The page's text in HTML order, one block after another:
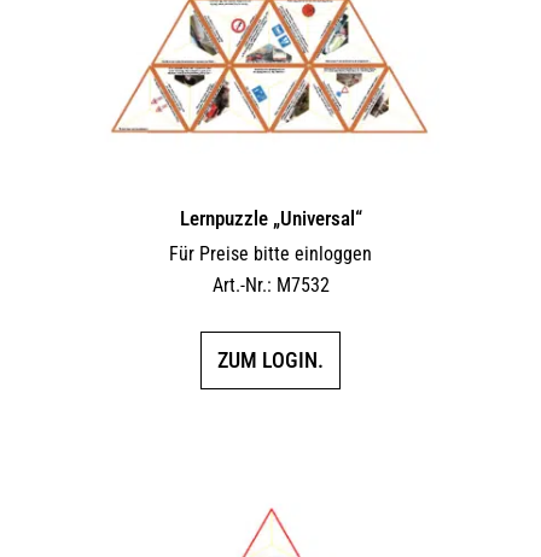
Lernpuzzle „Universal“
Für Preise bitte einloggen
Art.-Nr.: M7532
ZUM LOGIN.